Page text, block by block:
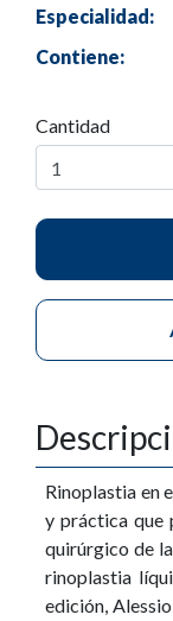
Especialidad:
Contiene:
Cantidad
Rinoplastia en
y práctica que
quirúrgico de
rinoplastia
edición,